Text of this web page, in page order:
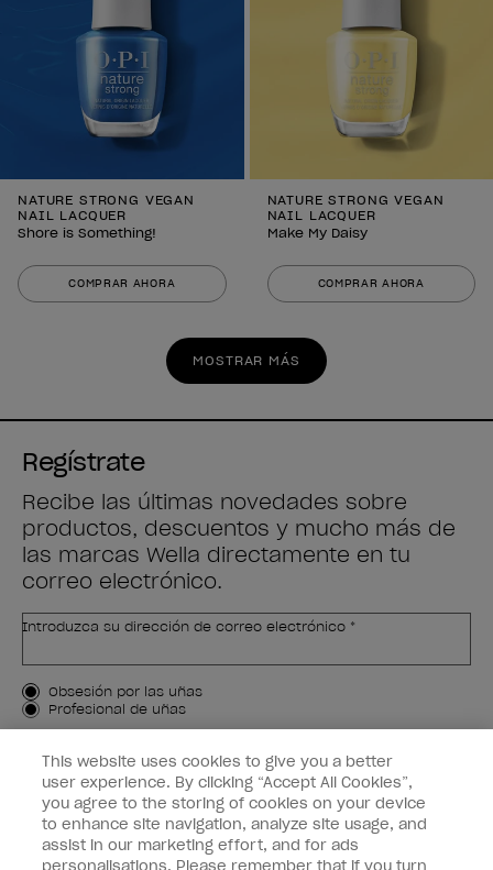
NATURE STRONG VEGAN
NAIL LACQUER
Shore is Something!
COMPRAR AHORA
NATURE STRONG VEGAN
NAIL LACQUER
Make My Daisy
COMPRAR AHORA
MOSTRAR MÁS
Regístrate
Recibe las últimas novedades sobre
productos, descuentos y mucho más de
las marcas Wella directamente en tu
correo electrónico.
Introduzca su dirección de correo electrónico *
Tipo de cliente
Obsesión por las uñas
Profesional de uñas
APÚNTAME
Customer Information
Connect with OPI
This website uses cookies to give you a better
user experience. By clicking “Accept All Cookies”,
you agree to the storing of cookies on your device
to enhance site navigation, analyze site usage, and
assist in our marketing effort, and for ads
personalisations. Please remember that if you turn